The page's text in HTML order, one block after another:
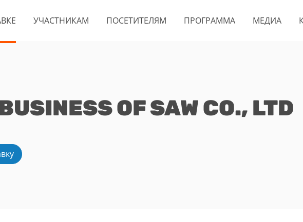
УЧАСТНИКАМ ПОСЕТИТЕЛЯМ ПРОГРАММА МЕДИА
OF SAW CO., LTD